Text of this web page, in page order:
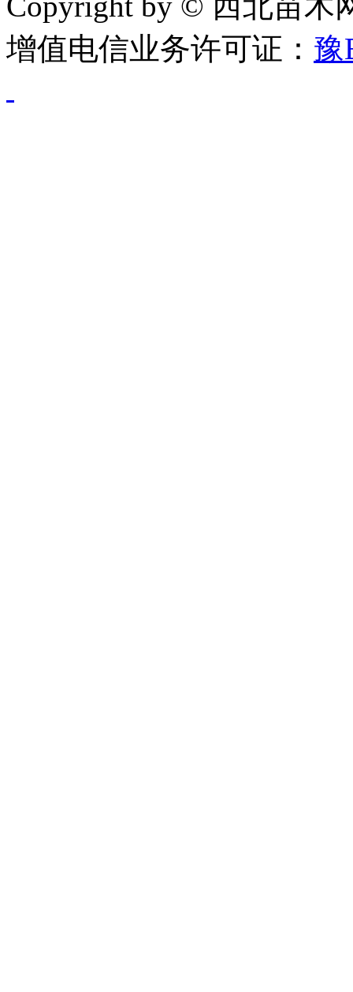
增值电信业务许可证： 豫